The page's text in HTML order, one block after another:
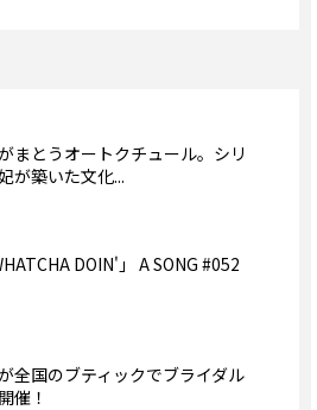
まとうオートクチュール。シリ
が築いた文化...
DOIN'」 A SONG #052
全国のブティックでブライダル
催！